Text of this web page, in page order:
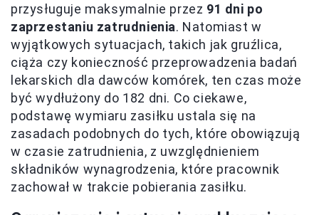
przysługuje maksymalnie przez 91 dni po
zaprzestaniu zatrudnienia. Natomiast w
wyjątkowych sytuacjach, takich jak gruźlica,
ciąża czy konieczność przeprowadzenia badań
lekarskich dla dawców komórek, ten czas może
być wydłużony do 182 dni. Co ciekawe,
podstawę wymiaru zasiłku ustala się na
zasadach podobnych do tych, które obowiązują
w czasie zatrudnienia, z uwzględnieniem
składników wynagrodzenia, które pracownik
zachował w trakcie pobierania zasiłku.